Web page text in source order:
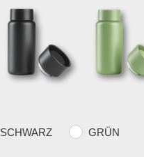
SCHWARZ GRÜN